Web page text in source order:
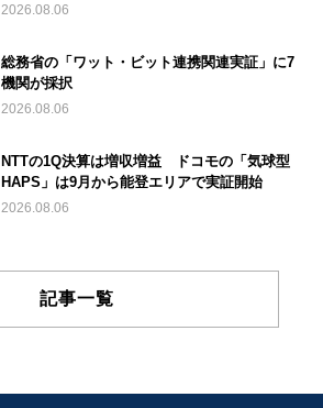
2026.08.06
総務省の「ワット・ビット連携関連実証」に7
機関が採択
2026.08.06
NTTの1Q決算は増収増益 ドコモの「気球型
HAPS」は9月から能登エリアで実証開始
2026.08.06
記事一覧